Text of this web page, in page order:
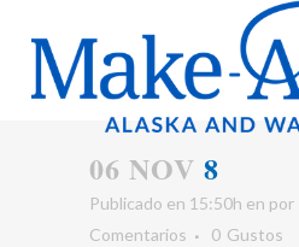
06 NOV 8
Publicado en 15:50h en por
Comentarios
0 Gustos